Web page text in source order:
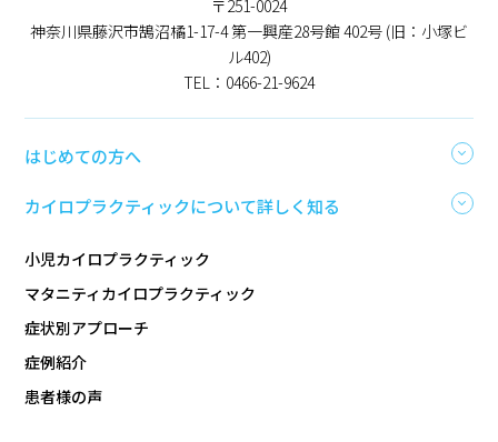
〒251-0024
神奈川県藤沢市鵠沼橘1-17-4 第一興産28号館 402号 (旧：小塚ビ
ル402)
TEL：0466-21-9624
はじめての方へ
カイロプラクティックについて詳しく知る
小児カイロプラクティック
マタニティカイロプラクティック
症状別アプローチ
症例紹介
患者様の声